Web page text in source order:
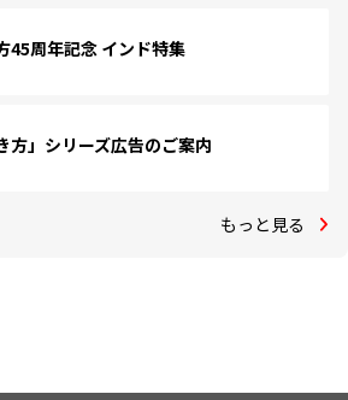
45周年記念 インド特集
方」シリーズ広告のご案内
もっと見る